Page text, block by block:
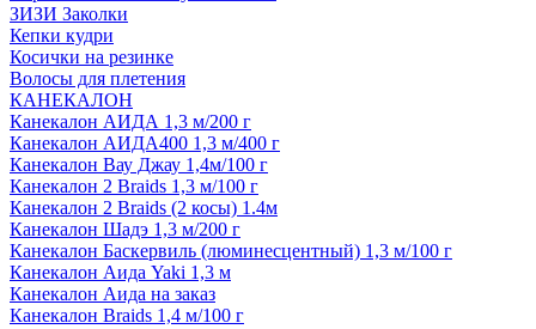
ЗИЗИ Заколки
Кепки кудри
Косички на резинке
Волосы для плетения
КАНЕКАЛОН
Канекалон АИДА 1,3 м/200 г
Канекалон АИДА400 1,3 м/400 г
Канекалон Вау Джау 1,4м/100 г
Канекалон 2 Braids 1,3 м/100 г
Канекалон 2 Braids (2 косы) 1.4м
Канекалон Шадэ 1,3 м/200 г
Канекалон Баскервиль (люминесцентный) 1,3 м/100 г
Канекалон Аида Yaki 1,3 м
Канекалон Аида на заказ
Канекалон Braids 1,4 м/100 г